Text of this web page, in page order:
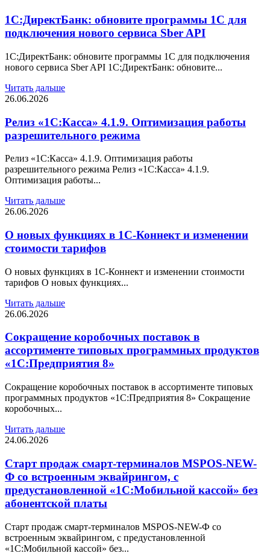
1С:ДиректБанк: обновите программы 1С для
подключения нового сервиса Sber API
1С:ДиректБанк: обновите программы 1С для подключения
нового сервиса Sber API 1С:ДиректБанк: обновите...
Читать дальше
26.06.2026
Релиз «1С:Касса» 4.1.9. Оптимизация работы
разрешительного режима
Релиз «1С:Касса» 4.1.9. Оптимизация работы
разрешительного режима Релиз «1С:Касса» 4.1.9.
Оптимизация работы...
Читать дальше
26.06.2026
О новых функциях в 1С-Коннект и изменении
стоимости тарифов
О новых функциях в 1С-Коннект и изменении стоимости
тарифов О новых функциях...
Читать дальше
26.06.2026
Сокращение коробочных поставок в
ассортименте типовых программных продуктов
«1С:Предприятия 8»
Сокращение коробочных поставок в ассортименте типовых
программных продуктов «1С:Предприятия 8» Сокращение
коробочных...
Читать дальше
24.06.2026
Старт продаж смарт-терминалов MSPOS-NEW-
Ф со встроенным эквайрингом, с
предустановленной «1C:Мобильной кассой» без
абонентской платы
Старт продаж смарт-терминалов MSPOS-NEW-Ф со
встроенным эквайрингом, с предустановленной
«1C:Мобильной кассой» без...